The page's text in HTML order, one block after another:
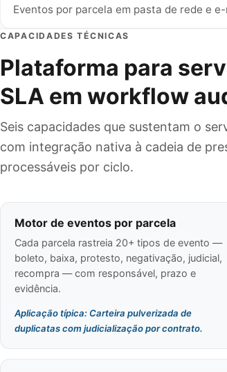
Eventos por parcela em pasta de rede e
CAPACIDADES TÉCNICAS
Plataforma para
SLA em workflow
Seis capacidades que sustentam o
com integração nativa à cadeia de
processáveis por ciclo.
Motor de eventos por parcela
Cada parcela rastreia 20+ tipos de evento —
boleto, baixa, protesto, negativação, judicial,
recompra — com responsável, prazo e
evidência.
Aplicação típica: Carteira pulverizada de
duplicatas com judicialização por contrato.